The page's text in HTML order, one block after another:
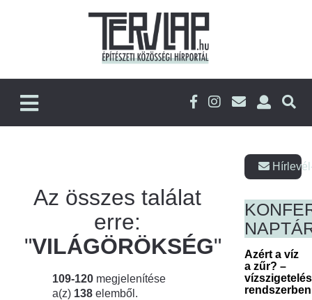
Az összes találat
erre:
"VILÁGÖRÖKSÉG"
109-120 megjelenítése
a(z) 138 elemből.
Azért a víz
a zűr? –